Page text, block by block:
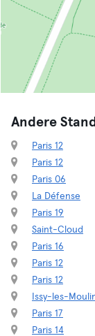
Andere
Paris 12
Paris 12
Paris 06
La Défense
Paris 19
Saint-Cloud
Paris 16
Paris 12
Paris 12
Issy-les-
Paris 17
Paris 14